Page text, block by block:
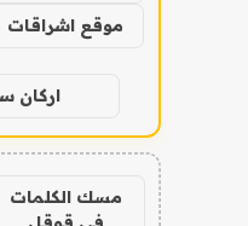
موقع اشراقات
اركان
مسك الكلمات